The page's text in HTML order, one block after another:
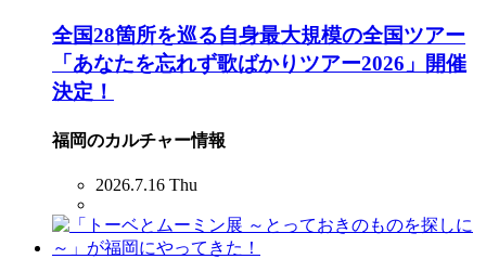
全国28箇所を巡る自身最大規模の全国ツアー
「あなたを忘れず歌ばかりツアー2026」開催
決定！
福岡のカルチャー情報
2026.7.16 Thu